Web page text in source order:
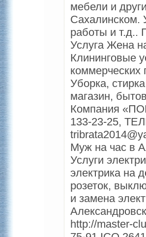
мебели и
Сахалинском.
работы и т.д..
Услуга Жена
Клининговые
Уборка,
магазин,
Компания
133-23-25,
Муж на час в
Услуги
электрика на
розеток,
и замена
http://master-